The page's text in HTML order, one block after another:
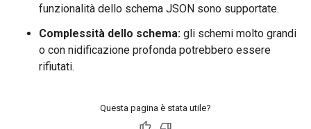
funzionalità dello schema JSON sono supportate.
Complessità dello schema: gli schemi molto grandi
o con nidificazione profonda potrebbero essere
rifiutati.
Questa pagina è stata utile?